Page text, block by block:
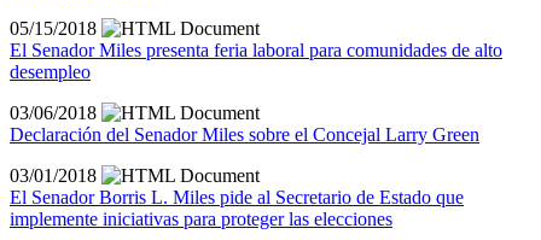
05/15/2018
El Senador Miles presenta feria laboral para comunidades de alto
desempleo
03/06/2018
Declaración del Senador Miles sobre el Concejal Larry Green
03/01/2018
El Senador Borris L. Miles pide al Secretario de Estado que
implemente iniciativas para proteger las elecciones